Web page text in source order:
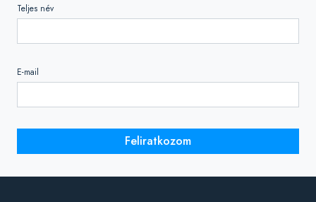
Teljes név
E-mail
Feliratkozom